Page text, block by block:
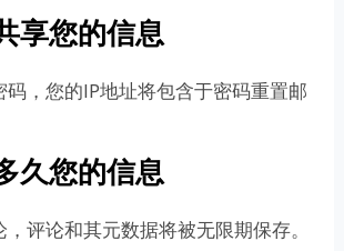
享您的信息
码，您的IP地址将包含于密码重置邮
久您的信息
评论和其元数据将被无限期保存。